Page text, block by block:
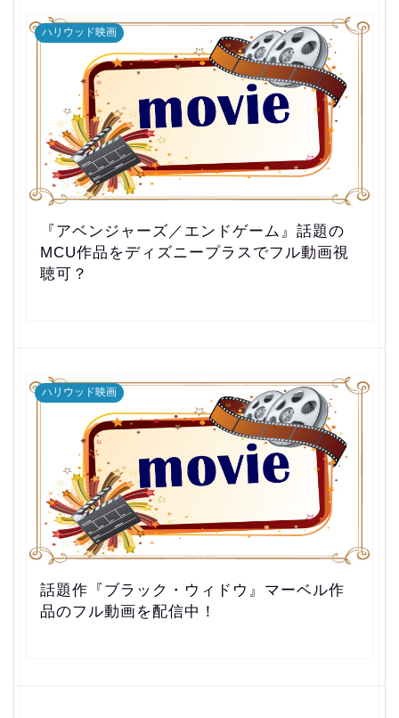
ハリウッド映画
『アベンジャーズ／エンドゲーム』話題の
MCU作品をディズニープラスでフル動画視
聴可？
ハリウッド映画
話題作『ブラック・ウィドウ』マーベル作
品のフル動画を配信中！